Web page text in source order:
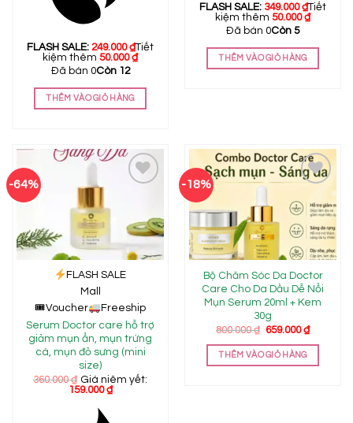
FLASH SALE: 249.000₫Tiết
kiệm thêm 50.000₫
Đã bán 0Còn 12
THÊM VÀO GIỎ HÀNG
FLASH SALE: 349.000₫Tiết
kiệm thêm 50.000₫
Đã bán 0Còn 5
THÊM VÀO GIỎ HÀNG
-64%
Add to
wishlist
FLASH SALE
Mall
🎟Voucher
Freeship
Serum Doctor care hỗ trợ
giảm mụn ẩn, mụn trứng
cá, mụn đỏ sưng (mini
size)
360.000₫ Giá niêm yết:
159.000₫
-18%
Add to
wishlist
Bộ Chăm Sóc Da Doctor
Care Cho Da Dầu Dễ Nổi
Mụn Serum 20ml + Kem
30g
800.000₫ Giá
là:
800.000 ₫.
659.000₫Giá
THÊM VÀO GIỎ HÀNG